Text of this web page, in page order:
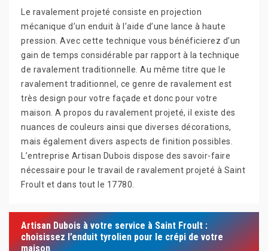
Le ravalement projeté consiste en projection
mécanique d’un enduit à l’aide d’une lance à haute
pression. Avec cette technique vous bénéficierez d’un
gain de temps considérable par rapport à la technique
de ravalement traditionnelle. Au même titre que le
ravalement traditionnel, ce genre de ravalement est
très design pour votre façade et donc pour votre
maison. A propos du ravalement projeté, il existe des
nuances de couleurs ainsi que diverses décorations,
mais également divers aspects de finition possibles.
L’entreprise Artisan Dubois dispose des savoir-faire
nécessaire pour le travail de ravalement projeté à Saint
Froult et dans tout le 17780.
Artisan Dubois à votre service à Saint Froult :
choisissez l’enduit tyrolien pour le crépi de votre
maison